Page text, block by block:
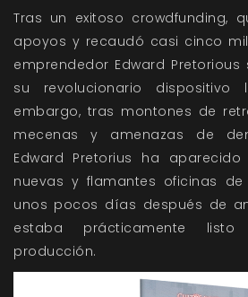
Tras un exitoso crowdfunding,
apoyos y recaudó casi cinco
emprendedor Edward
su revolucionario dispositivo
embargo, tras montones de
mecenas y amenazas de
Edward Pretorius ha
nuevas y flamantes oficinas
unos pocos días después de
estaba prácticamente
producción.